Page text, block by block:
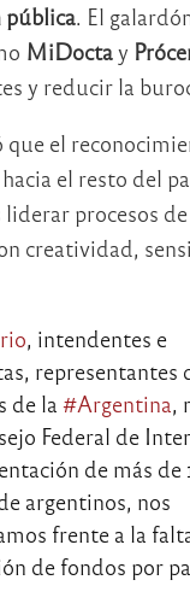
pública. El
MiDoctay
y reducir la
que el
el resto del
procesos de
creatividad,
, intendentes e
representantes
de la #Argentina,
Federal de
de más de
argentinos, nos
frente a la
de fondos por